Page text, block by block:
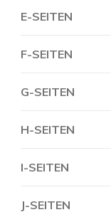
E-SEITEN
F-SEITEN
G-SEITEN
H-SEITEN
I-SEITEN
J-SEITEN